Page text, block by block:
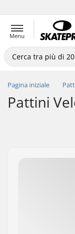
Menu
Pagina iniziale
Pattini